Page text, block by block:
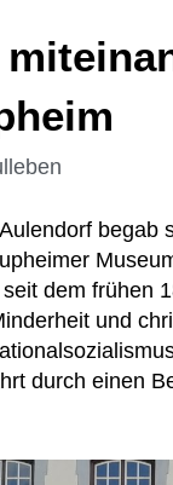
dem frühen
und
durch einen